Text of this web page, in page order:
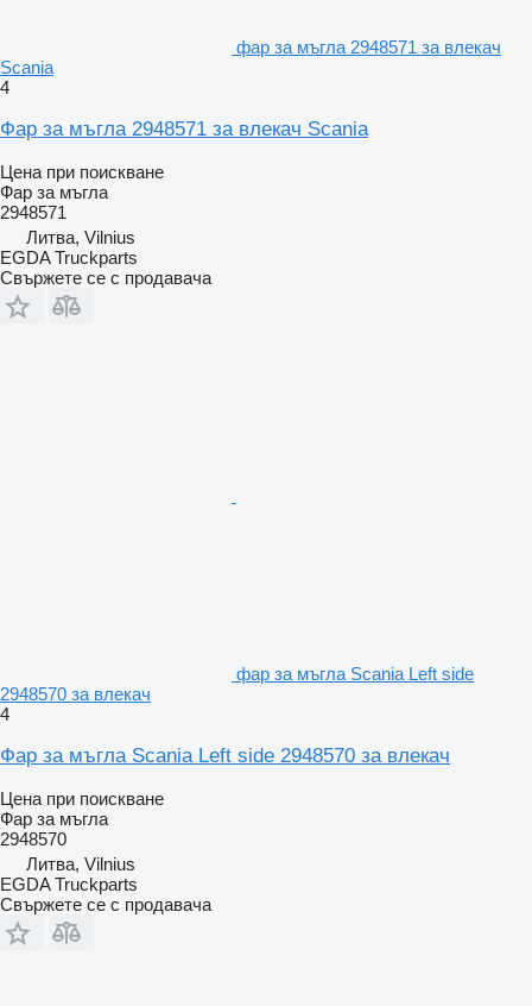
фар за мъгла 2948571 за влекач
Scania
4
Фар за мъгла 2948571 за влекач Scania
Цена при поискване
Фар за мъгла
2948571
Литва, Vilnius
EGDA Truckparts
Свържете се с продавача
фар за мъгла Scania Left side
2948570 за влекач
4
Фар за мъгла Scania Left side 2948570 за влекач
Цена при поискване
Фар за мъгла
2948570
Литва, Vilnius
EGDA Truckparts
Свържете се с продавача